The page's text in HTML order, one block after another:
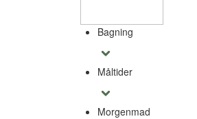
Bagning
Måltider
Morgenmad